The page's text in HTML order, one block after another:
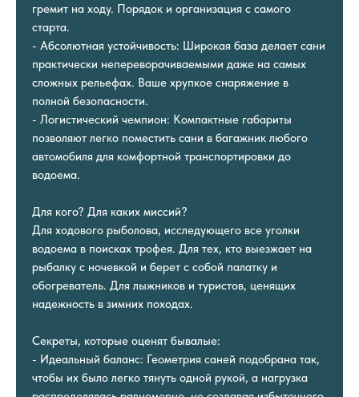
гремит на ходу. Порядок и организация с самого
старта.
- Абсолютная устойчивость: Широкая база делает сани
практически непереворачиваемыми даже на самых
сложных рельефах. Ваше хрупкое снаряжение в
полной безопасности.
- Логистический чемпион: Компактные габариты
позволяют легко поместить сани в багажник любого
автомобиля для комфортной транспортировки до
водоема.
Для кого? Для каких миссий?
Для ходового рыболова, исследующего все уголки
водоема в поисках трофея. Для тех, кто выезжает на
рыбалку с ночевкой и берет с собой палатку и
обогреватель. Для лыжников и туристов, ценящих
надежность в зимних походах.
Секреты, которые оценят бывалые:
- Идеальный баланс: Геометрия саней подобрана так,
чтобы их было легко тянуть одной рукой, а нагрузка